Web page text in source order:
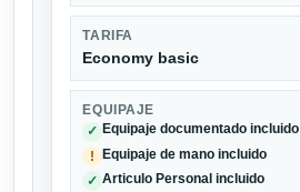
TARIFA
Economy basic
EQUIPAJE
✓ Equipaje documentado incluido
! Equipaje de mano incluido
✓ Articulo Personal incluido